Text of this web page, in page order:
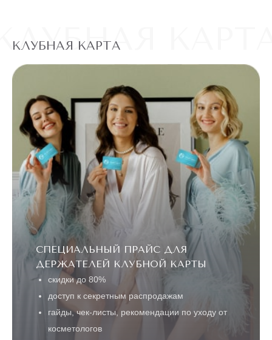
КЛУБНАЯ КАРТА
СПЕЦИАЛЬНЫЙ ПРАЙС ДЛЯ
ДЕРЖАТЕЛЕЙ КЛУБНОЙ КАРТЫ
скидки до 80%
доступ к секретным распродажам
гайды, чек-листы, рекомендации по уходу от
косметологов